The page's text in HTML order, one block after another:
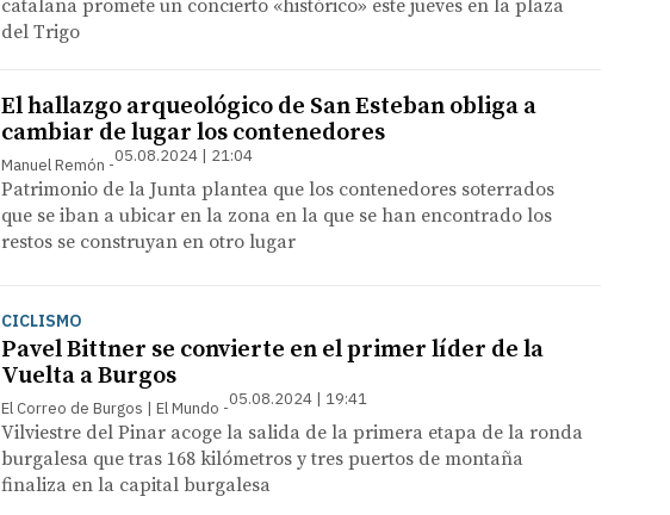
catalana promete un concierto «histórico» este jueves en la plaza
del Trigo
El hallazgo arqueológico de San Esteban obliga a
cambiar de lugar los contenedores
Manuel Remón 05.08.2024 | 21:04
Patrimonio de la Junta plantea que los contenedores soterrados
que se iban a ubicar en la zona en la que se han encontrado los
restos se construyan en otro lugar
CICLISMO
Pavel Bittner se convierte en el primer líder de la
Vuelta a Burgos
El Correo de Burgos | El Mundo 05.08.2024 | 19:41
Vilviestre del Pinar acoge la salida de la primera etapa de la ronda
burgalesa que tras 168 kilómetros y tres puertos de montaña
finaliza en la capital burgalesa